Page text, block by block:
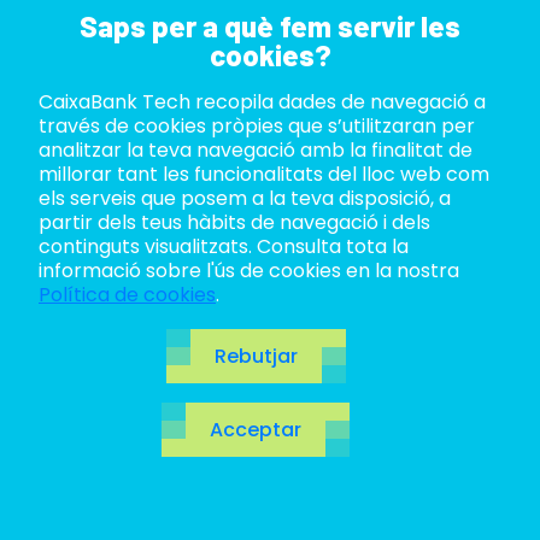
Saps per a què fem servir les
cookies?
CaixaBank Tech recopila dades de navegació a
través de cookies pròpies que s’utilitzaran per
analitzar la teva navegació amb la finalitat de
millorar tant les funcionalitats del lloc web com
els serveis que posem a la teva disposició, a
partir dels teus hàbits de navegació i dels
continguts visualitzats. Consulta tota la
informació sobre l'ús de cookies en la nostra
Política de cookies.
Rebutjar
Acceptar
ABOUT US
LIFE AT TECH
JOIN US
BLOG
Domain-Driven
Design:
estratègies i
patrons per